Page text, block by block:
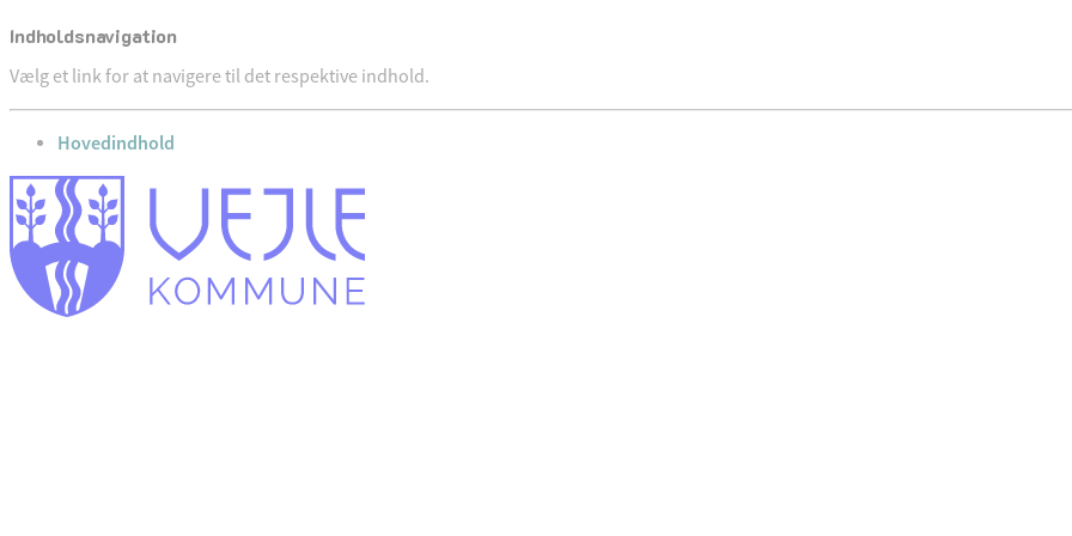
Indholdsnavigation
Vælg et link for at navigere til det respektive indhold.
gå til
Hovedindhold